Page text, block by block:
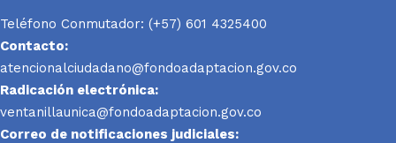
Teléfono Conmutador: (+57) 601 4325400
Contacto:
atencionalciudadano@fondoadaptacion.gov.co
Radicación electrónica:
ventanillaunica@fondoadaptacion.gov.co
Correo de notificaciones judiciales: